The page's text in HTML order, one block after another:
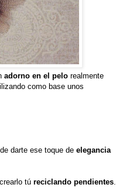
adorno en el pelo realmente
como base unos
darte ese toque de elegancia
tú reciclando pendientes.